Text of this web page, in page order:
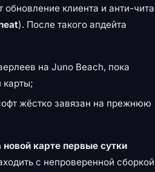
клиента и анти-чита
). После такого апдейта
на Juno Beach, пока
карты;
жёстко завязан на прежнюю
новой карте первые сутки
с непроверенной сборкой